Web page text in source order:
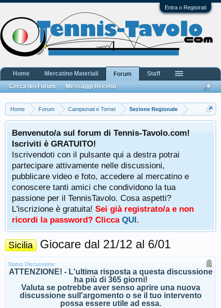
Entra o Registrati
Home Forum Campionati e Tornei Sezione Regionale
Benvenuto/a sul forum di Tennis-Tavolo.com!
Iscriviti è GRATUITO!
Iscrivendoti con il pulsante qui a destra potrai
partecipare attivamente nelle discussioni,
pubblicare video e foto, accedere al mercatino e
conoscere tanti amici che condividono la tua
passione per il TennisTavolo. Cosa aspetti?
L'iscrizione è gratuita! Sei già registrato/a e non
ricordi la password? Clicca QUI.
Sicilia Giocare dal 21/12 al 6/01
Status Discussione:
ATTENZIONE! - L'ultima risposta a questa discussione
ha più di 365 giorni!
Valuta se potrebbe aver senso aprire una nuova
discussione sull'argomento o se il tuo intervento
possa essere utile ad essa.
Home Mercatino Materiali
Forum
Cerca nei Forum
Messaggi Recenti
Staff